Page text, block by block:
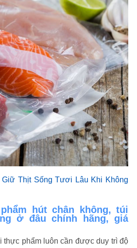
Giữ Thịt Sống Tươi Lâu Khi Không
hút chân không, túi
ở đâu chính hãng, giá
thực phẩm luôn cần được duy trì độ